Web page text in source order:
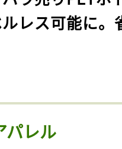
レス可能に。
パレル